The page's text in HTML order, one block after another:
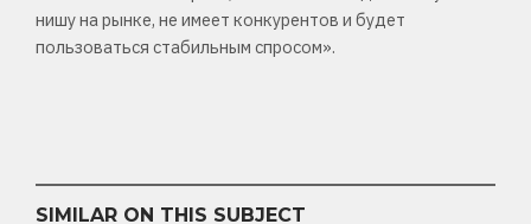
нишу на рынке, не имеет конкурентов и будет
пользоваться стабильным спросом».
SIMILAR ON THIS SUBJECT